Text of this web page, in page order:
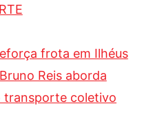
frota em Ilhéus
Reis aborda
transporte coletivo